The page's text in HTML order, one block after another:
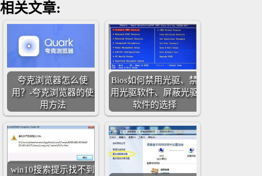
相关文章:
夸克浏览器怎么使
用？-夸克浏览器的使
用方法
Bios如何禁用光驱、禁
用光驱软件、屏蔽光驱
软件的选择
win10搜索提示找不到